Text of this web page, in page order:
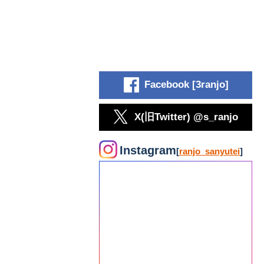
Facebook [3ranjo]
X(旧Twitter) @s_ranjo
Instagram[ranjo_sanyutei]